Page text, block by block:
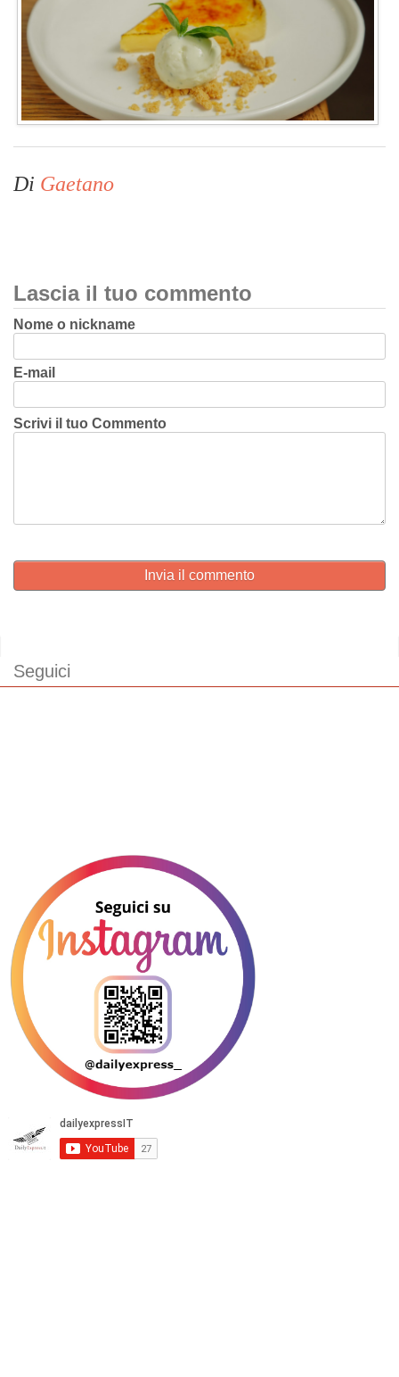
Di Gaetano
Lascia il tuo commento
Nome o nickname
E-mail
Scrivi il tuo Commento
Invia il commento
Seguici